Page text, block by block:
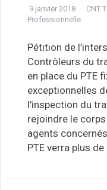
9 janvier 2018
CNT
Professionnelle
Pétition de
Contrôleurs du
en place du PTE
exceptionnelles
l’inspection du
rejoindre le
agents
PTE verra plus